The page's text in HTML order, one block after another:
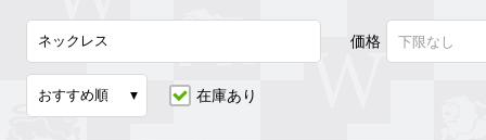
価格
在庫あり